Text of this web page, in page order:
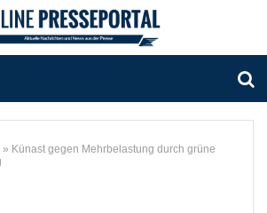
» Künast gegen Mehrbelastung durch grüne